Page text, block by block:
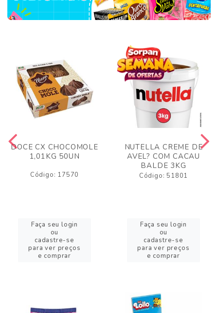
DOCE CX CHOCOMOLE
1,01KG 50UN
Código: 17570
Faça seu login
ou
cadastre-se
para ver preços
e comprar
NUTELLA CREME DE
AVEL? COM CACAU
BALDE 3KG
Código: 51801
Faça seu login
ou
cadastre-se
para ver preços
e comprar